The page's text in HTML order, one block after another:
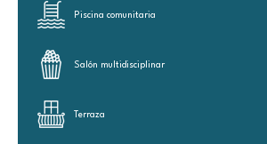
Piscina comunitaria
Salón multidisciplinar
Terraza